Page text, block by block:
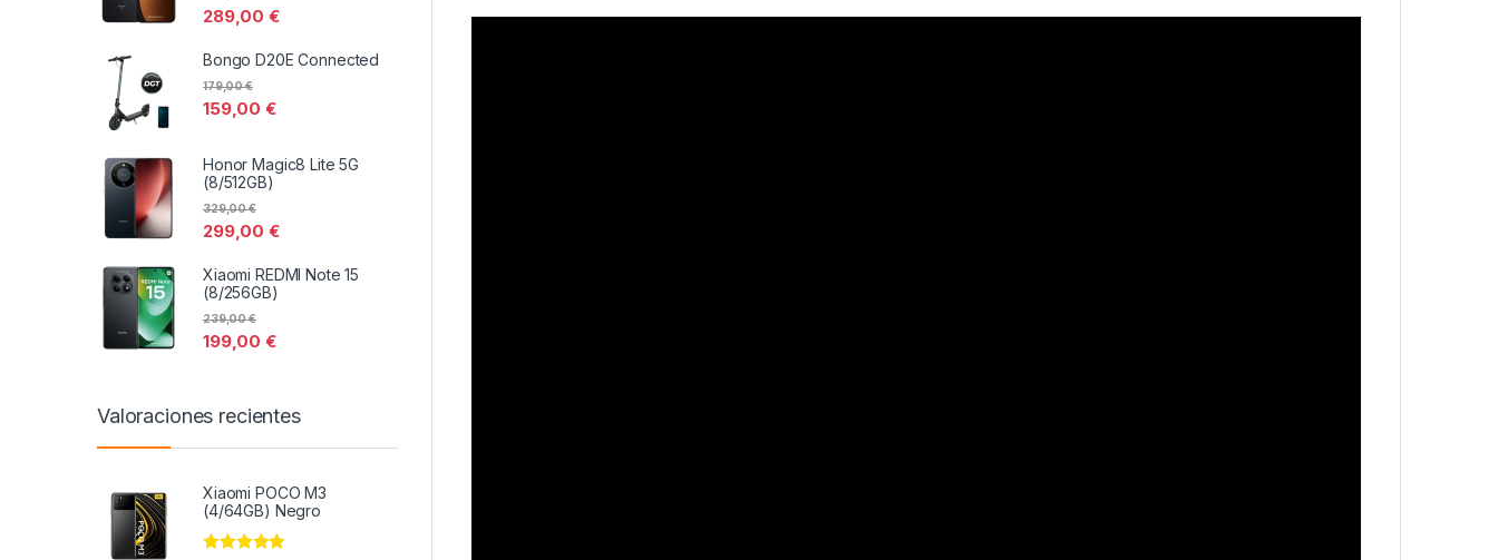
289,00€
Bongo D20E Connected
159,00€
179,00€
Honor Magic8 Lite 5G
(8/512GB)
299,00€
329,00€
Xiaomi REDMI Note 15
(8/256GB)
199,00€
239,00€
Valoraciones recientes
Xiaomi POCO M3
(4/64GB) Negro